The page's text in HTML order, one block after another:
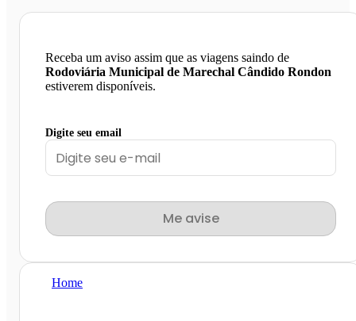
Receba um aviso assim que as viagens saindo de
Rodoviária Municipal de Marechal Cândido Rondon
estiverem disponíveis.
Digite seu email
Me avise
Home